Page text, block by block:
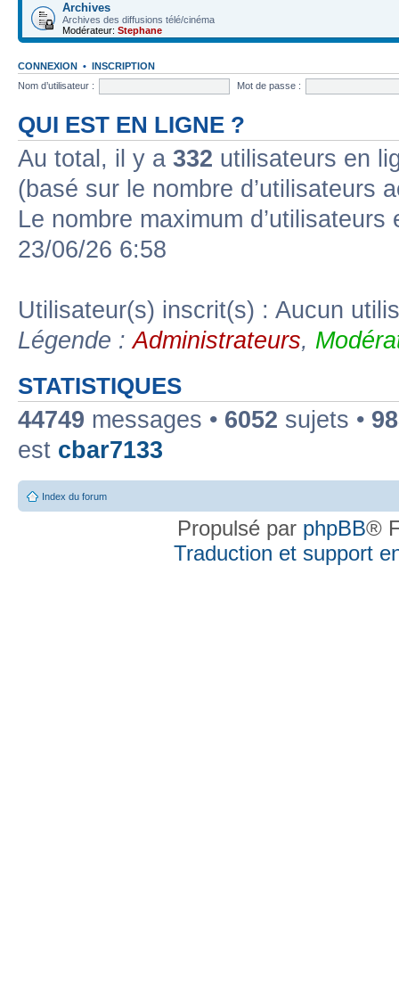
Archives
Archives des diffusions télé/cinéma
Modérateur: Stephane
CONNEXION • INSCRIPTION
Nom d’utilisateur :
Mot de passe :
QUI EST EN LIGNE ?
Au total, il y a 332 utilisateurs en
(basé sur le nombre d’utilisateurs
Le nombre maximum
23/06/26 6:58
Utilisateur(s) inscrit(s) : Aucun
Légende :Administrateurs,
STATISTIQUES
44749 messages • 6052 sujets •
est cbar7133
Index du forum
Propulsé par phpBB®
Traduction et support